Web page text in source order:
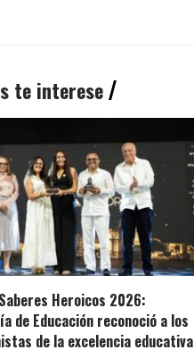
te interese
Heroicos 2026:
de Educación reconoció a los
de la excelencia educativa